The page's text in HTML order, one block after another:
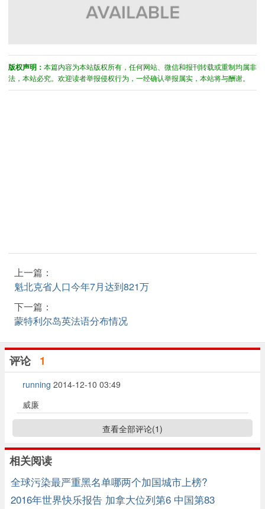
版权声明： 本篇内容为本站版权所有，任何网站、微信和报刊转载或重制均属非
法，本站必究。欢迎读者举报侵权行为，一经确认举报属实，本站将与酬谢。
上一篇：
魁北克省人口今年7月达到821万
下一篇：
蒙特利尔岛英法语分布情况
评论 1
running 2014-12-10 03:49
威廉
查看全部评论(1)
相关阅读
全球污染最严重黑名单哪两个加国城市上榜?
2016年世界快乐报告 加拿大位列第6 中国第83